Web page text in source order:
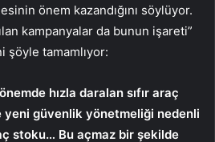
önem kazandığını söylüyor.
kampanyalar da bunun işareti”
şöyle tamamlıyor:
hızla daralan sıfır araç
yeni güvenlik yönetmeliği nedenli
stoku… Bu açmaz bir şekilde